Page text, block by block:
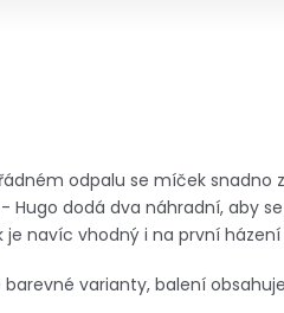
odpalu se míček
Hugo dodá dva náhradní, aby
je navíc vhodný i na první
barevné varianty, balení